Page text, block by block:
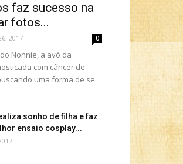
faz sucesso na
fotos...
2017 0
Nonnie, a avó da
com câncer de
uma forma de se
sonho de filha e faz
ensaio cosplay...